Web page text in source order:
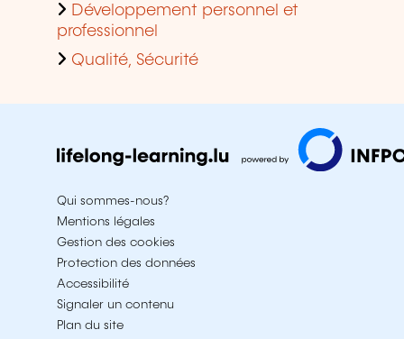
Développement personnel et
professionnel
Qualité, Sécurité
Qui sommes-nous?
Mentions légales
Gestion des cookies
Protection des données
Accessibilité
Signaler un contenu
Plan du site